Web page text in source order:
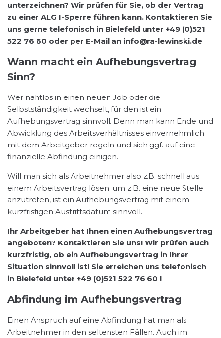
unterzeichnen? Wir prüfen für Sie, ob der Vertrag
zu einer ALG I-Sperre führen kann. Kontaktieren Sie
uns gerne telefonisch in Bielefeld unter +49 (0)521
522 76 60 oder per E-Mail an info@ra-lewinski.de
Wann macht ein Aufhebungsvertrag
Sinn?
Wer nahtlos in einen neuen Job oder die
Selbstständigkeit wechselt, für den ist ein
Aufhebungsvertrag sinnvoll. Denn man kann Ende und
Abwicklung des Arbeitsverhältnisses einvernehmlich
mit dem Arbeitgeber regeln und sich ggf. auf eine
finanzielle Abfindung einigen.
Will man sich als Arbeitnehmer also z.B. schnell aus
einem Arbeitsvertrag lösen, um z.B. eine neue Stelle
anzutreten, ist ein Aufhebungsvertrag mit einem
kurzfristigen Austrittsdatum sinnvoll.
Ihr Arbeitgeber hat Ihnen einen Aufhebungsvertrag
angeboten? Kontaktieren Sie uns! Wir prüfen auch
kurzfristig, ob ein Aufhebungsvertrag in Ihrer
Situation sinnvoll ist! Sie erreichen uns telefonisch
in Bielefeld unter +49 (0)521 522 76 60 !
Abfindung im Aufhebungsvertrag
Einen Anspruch auf eine Abfindung hat man als
Arbeitnehmer in den seltensten Fällen. Auch im